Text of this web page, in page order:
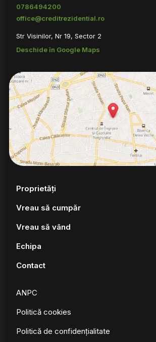
0786494200
office@creditrezidential.ro
Str Visinilor, Nr 19, Sector 2
Deschide în Google Maps
Proprietăți
Vreau să cumpăr
Vreau să vând
Echipa
Contact
ANPC
Politică cookies
Politică de confidențialitate